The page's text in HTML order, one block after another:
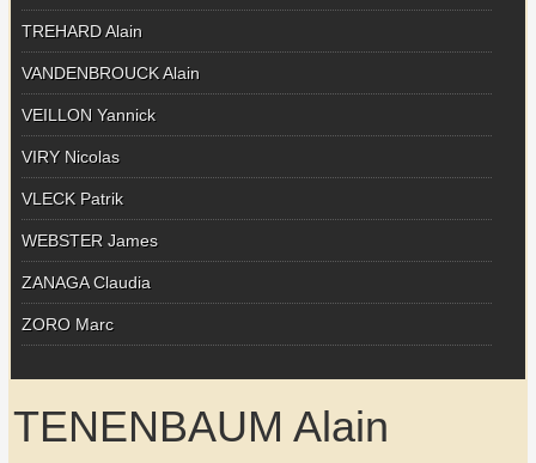
TREHARD Alain
VANDENBROUCK Alain
VEILLON Yannick
VIRY Nicolas
VLECK Patrik
WEBSTER James
ZANAGA Claudia
ZORO Marc
TENENBAUM Alain